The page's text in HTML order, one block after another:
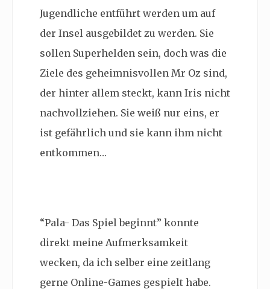
Jugendliche entführt werden um auf
der Insel ausgebildet zu werden. Sie
sollen Superhelden sein, doch was die
Ziele des geheimnisvollen Mr Oz sind,
der hinter allem steckt, kann Iris nicht
nachvollziehen. Sie weiß nur eins, er
ist gefährlich und sie kann ihm nicht
entkommen…
“Pala- Das Spiel beginnt” konnte
direkt meine Aufmerksamkeit
wecken, da ich selber eine zeitlang
gerne Online-Games gespielt habe.